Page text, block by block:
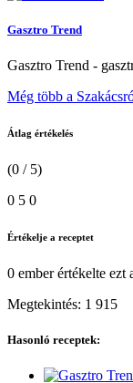
Gasztro Trend
Gasztro Trend -
Még több a
Átlag értékelés
(0 / 5)
0 5 0
Értékelje a receptet
0 emberértékelte ezt
Megtekintés: 1 915
Hasonló receptek: